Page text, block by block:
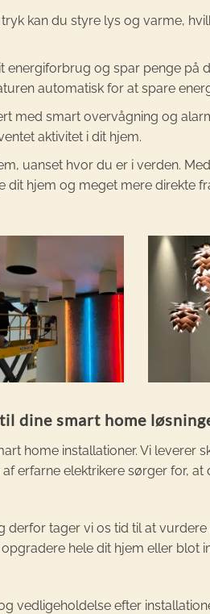
kan du styre lys og varme,
energiforbrug og spar penge på
automatisk for at spare
med smart overvågning og
aktivitet i dit hjem.
uanset hvor du er i verden.
dit hjem og meget mere direkte
dine smart home
home installationer. Vi leverer
erfarne elektrikere sørger for,
derfor tager vi os tid til at
hele dit hjem eller blot
vedligeholdelse efter